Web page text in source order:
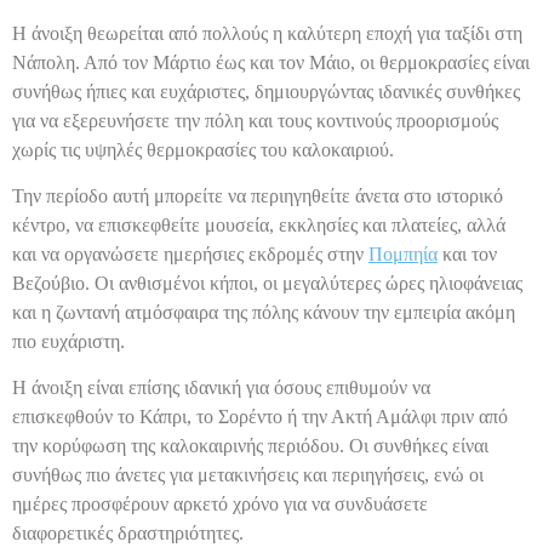
Η άνοιξη θεωρείται από πολλούς η καλύτερη εποχή για ταξίδι στη
Νάπολη. Από τον Μάρτιο έως και τον Μάιο, οι θερμοκρασίες είναι
συνήθως ήπιες και ευχάριστες, δημιουργώντας ιδανικές συνθήκες
για να εξερευνήσετε την πόλη και τους κοντινούς προορισμούς
χωρίς τις υψηλές θερμοκρασίες του καλοκαιριού.
Την περίοδο αυτή μπορείτε να περιηγηθείτε άνετα στο ιστορικό
κέντρο, να επισκεφθείτε μουσεία, εκκλησίες και πλατείες, αλλά
και να οργανώσετε ημερήσιες εκδρομές στην Πομπηία και τον
Βεζούβιο. Οι ανθισμένοι κήποι, οι μεγαλύτερες ώρες ηλιοφάνειας
και η ζωντανή ατμόσφαιρα της πόλης κάνουν την εμπειρία ακόμη
πιο ευχάριστη.
Η άνοιξη είναι επίσης ιδανική για όσους επιθυμούν να
επισκεφθούν το Κάπρι, το Σορέντο ή την Ακτή Αμάλφι πριν από
την κορύφωση της καλοκαιρινής περιόδου. Οι συνθήκες είναι
συνήθως πιο άνετες για μετακινήσεις και περιηγήσεις, ενώ οι
ημέρες προσφέρουν αρκετό χρόνο για να συνδυάσετε
διαφορετικές δραστηριότητες.